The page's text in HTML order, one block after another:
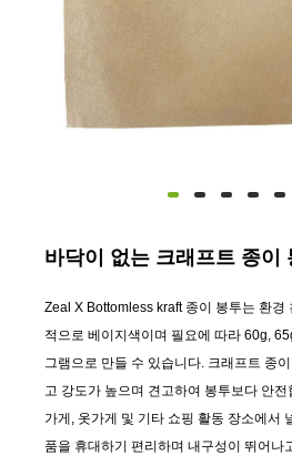
바닥이 없는 크래프트 종이
Zeal X Bottomless kraft 종이 봉투는 환경
적으로 베이지색이며 필요에 따라 60g,
그램으로 만들 수 있습니다. 크래프트 종
고 강도가 높으며 견고하여 봉투보다 안
가게, 옷가게 및 기타 쇼핑 활동 장소에서
품을 휴대하기 편리하며 내구성이 뛰어나